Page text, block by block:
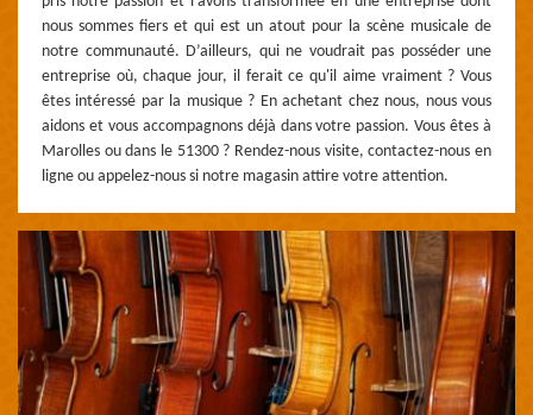
nous sommes fiers et qui est un atout pour la scène musicale de
notre communauté. D’ailleurs, qui ne voudrait pas posséder une
entreprise où, chaque jour, il ferait ce qu'il aime vraiment ? Vous
êtes intéressé par la musique ? En achetant chez nous, nous vous
aidons et vous accompagnons déjà dans votre passion. Vous êtes à
Marolles ou dans le 51300 ? Rendez-nous visite, contactez-nous en
ligne ou appelez-nous si notre magasin attire votre attention.